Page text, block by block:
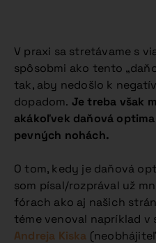
V praxi sa stretávame s
spôsobmi ako tento
tak, aby nedošlo k
dopadom. Je treba však
akákoľvek daňová
pevných nohách.
O tom, kedy je daňová
som písal/rozprával už
fórach ako aj našich
téme venoval napríklad v
Andreja Kiska